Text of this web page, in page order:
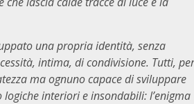
una propria identità, senza
intima, di condivisione. Tutti, per
ma ognuno capace di sviluppare
interiori e insondabili: l’enigma